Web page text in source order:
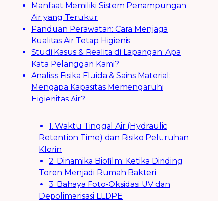
Manfaat Memiliki Sistem Penampungan
Air yang Terukur
Panduan Perawatan: Cara Menjaga
Kualitas Air Tetap Higienis
Studi Kasus & Realita di Lapangan: Apa
Kata Pelanggan Kami?
Analisis Fisika Fluida & Sains Material:
Mengapa Kapasitas Memengaruhi
Higienitas Air?
1. Waktu Tinggal Air (Hydraulic
Retention Time) dan Risiko Peluruhan
Klorin
2. Dinamika Biofilm: Ketika Dinding
Toren Menjadi Rumah Bakteri
3. Bahaya Foto-Oksidasi UV dan
Depolimerisasi LLDPE